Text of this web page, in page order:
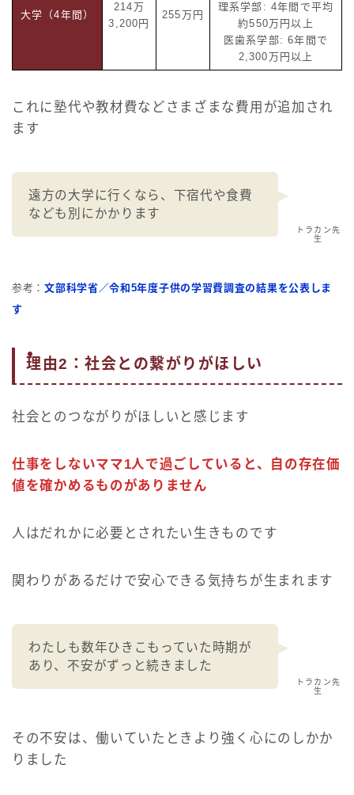
大学（4年間）
214万
3,200円
255万円
理系学部: 4年間で平均
約550万円以上
医歯系学部: 6年間で
2,300万円以上
これに塾代や教材費などさまざまな費用が追加され
ます
トラカン先
生
遠方の大学に行くなら、下宿代や食費
なども別にかかります
参考：文部科学省／令和5年度子供の学習費調査の結果を公表しま
す
理由2：社会との繋がりがほしい
社会とのつながりがほしいと感じます
仕事をしないママ1人で過ごしていると、自の存在価
値を確かめるものがありません
人はだれかに必要とされたい生きものです
関わりがあるだけで安心できる気持ちが生まれます
トラカン先
生
わたしも数年ひきこもっていた時期が
あり、不安がずっと続きました
その不安は、働いていたときより強く心にのしかか
りました